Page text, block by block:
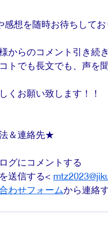
感想を随時お待ちしてお
からのコメント引き続
トでも長文でも、声を
くお願い致します！！
＆連絡先★
グにコメントする
送信する<
わせフォームから連絡